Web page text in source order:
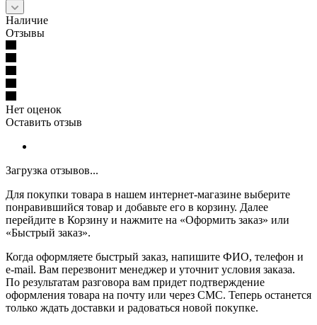
Наличие
Отзывы
Нет оценок
Оставить отзыв
Загрузка отзывов...
Для покупки товара в нашем интернет-магазине выберите
понравившийся товар и добавьте его в корзину. Далее
перейдите в Корзину и нажмите на «Оформить заказ» или
«Быстрый заказ».
Когда оформляете быстрый заказ, напишите ФИО, телефон и
e-mail. Вам перезвонит менеджер и уточнит условия заказа.
По результатам разговора вам придет подтверждение
оформления товара на почту или через СМС. Теперь останется
только ждать доставки и радоваться новой покупке.